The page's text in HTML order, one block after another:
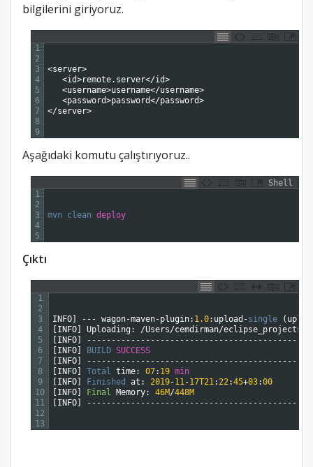
bilgilerini giriyoruz.
1
2
3
4
5
6
7
8
9
<server>
<id>remote. server</id>
<username>username</username>
<password>password</password>
</server>
Aşağıdaki komutu çalıştırıyoruz..
Shell
1
2
3
4
5
mvn clean deploy
Çıktı
1
2
3
4
5
6
7
8
9
10
11
12
13
INFO] -- - wagon-maven-plugin: 1.0: upload -single (
[INFO] Uploading : /Users/cemdirman/eclipse_projects
[INFO] -- -- -- -- -- -- -- -- -- -- -- -- -- -- -- -- -- -- -- -- -- --
[INFO] BUILD SUCCESS
[INFO] -- -- -- -- -- -- -- -- -- -- -- -- -- -- -- -- -- -- -- -- -- --
[INFO] Total time: 07: 19 min
[INFO] Finished at : 2019-11-17T21: 22:45+03:00
[INFO] Final Memory: 46M/448M
[INFO] -- -- -- -- -- -- -- -- -- -- -- -- -- -- -- -- -- -- -- -- -- --